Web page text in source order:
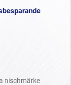
nischmärke